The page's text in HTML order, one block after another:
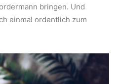
bringen. Und
einmal ordentlich zum